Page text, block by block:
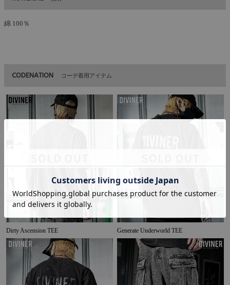
綿 100％
CODENATION コーデ着用アイテム
Dirty Ascension TEE Generate Underworld TEE